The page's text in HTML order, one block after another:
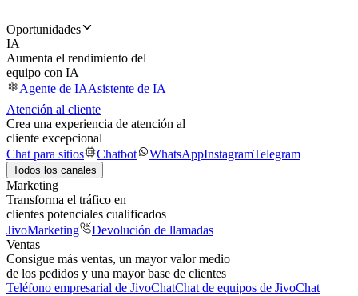
Oportunidades
IA
Aumenta el rendimiento del
equipo con IA
Agente de IAAsistente de IA
Atención al cliente
Crea una experiencia de atención al
cliente excepcional
Chat para sitios
Chatbot WhatsAppInstagramTelegram
Todos los canales
Marketing
Transforma el tráfico en
clientes potenciales cualificados
JivoMarketing
Devolución de llamadas
Ventas
Consigue más ventas, un mayor valor medio
de los pedidos y una mayor base de clientes
Teléfono empresarial de JivoChatChat de equipos de JivoChat